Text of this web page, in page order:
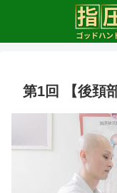
第1回 【後頚